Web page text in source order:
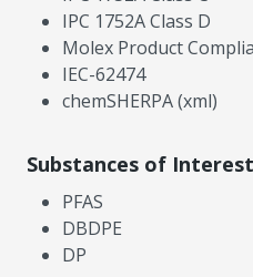
IPC 1752A Class D
Molex Product
IEC-62474
chemSHERPA (xml)
Substances of Interest
PFAS
DBDPE
DP